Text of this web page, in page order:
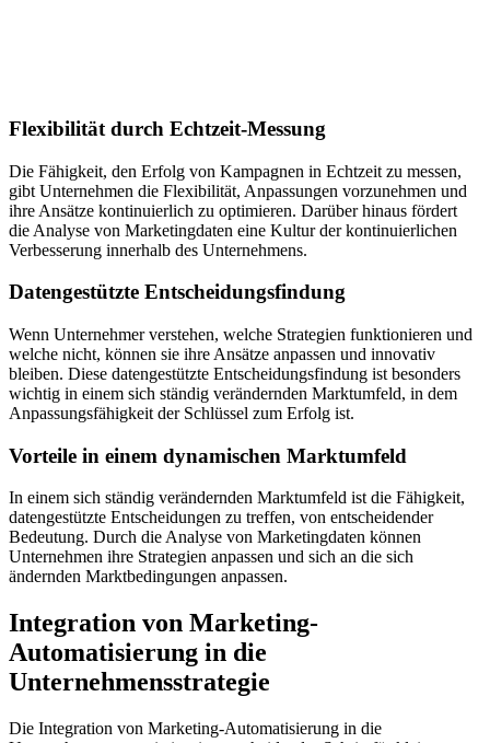
Flexibilität durch Echtzeit-Messung
Die Fähigkeit, den Erfolg von Kampagnen in Echtzeit zu messen,
gibt Unternehmen die Flexibilität, Anpassungen vorzunehmen und
ihre Ansätze kontinuierlich zu optimieren. Darüber hinaus fördert
die Analyse von Marketingdaten eine Kultur der kontinuierlichen
Verbesserung innerhalb des Unternehmens.
Datengestützte Entscheidungsfindung
Wenn Unternehmer verstehen, welche Strategien funktionieren und
welche nicht, können sie ihre Ansätze anpassen und innovativ
bleiben. Diese datengestützte Entscheidungsfindung ist besonders
wichtig in einem sich ständig verändernden Marktumfeld, in dem
Anpassungsfähigkeit der Schlüssel zum Erfolg ist.
Vorteile in einem dynamischen Marktumfeld
In einem sich ständig verändernden Marktumfeld ist die Fähigkeit,
datengestützte Entscheidungen zu treffen, von entscheidender
Bedeutung. Durch die Analyse von Marketingdaten können
Unternehmen ihre Strategien anpassen und sich an die sich
ändernden Marktbedingungen anpassen.
Integration von Marketing-
Automatisierung in die
Unternehmensstrategie
Die Integration von Marketing-Automatisierung in die